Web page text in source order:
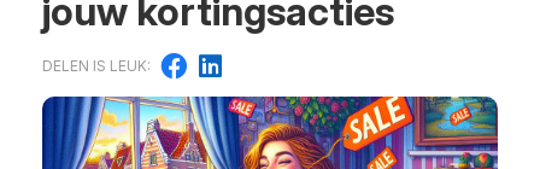
jouw kortingsacties
DELEN IS LEUK: